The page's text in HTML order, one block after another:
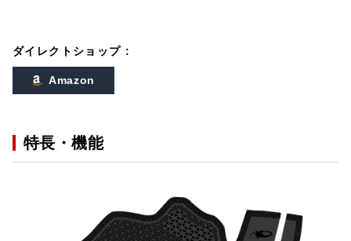
ダイレクトショップ :
Amazon
特長・機能